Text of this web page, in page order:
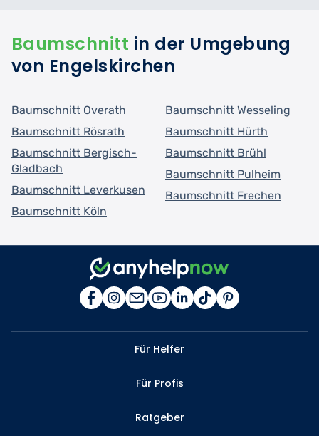
Baumschnitt in der Umgebung
von Engelskirchen
Baumschnitt Overath
Baumschnitt Rösrath
Baumschnitt Bergisch-
Gladbach
Baumschnitt Leverkusen
Baumschnitt Köln
Baumschnitt Wesseling
Baumschnitt Hürth
Baumschnitt Brühl
Baumschnitt Pulheim
Baumschnitt Frechen
Für Helfer
Für Profis
Ratgeber